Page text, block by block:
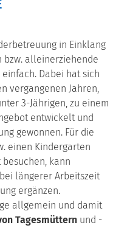
in Einklang
bzw. alleinerziehende
Dabei hat sich
vergangenen Jahren,
3-Jährigen, zu einem
entwickelt und
gewonnen. Für die
einen Kindergarten
kann
längerer Arbeitszeit
ergänzen.
allgemein und damit
Tagesmüttern und -